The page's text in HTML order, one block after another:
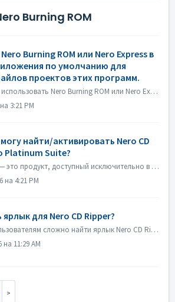
Burning ROM
Burning ROM или Nero Express в
по умолчанию для
проектов этих программ.
Если вы хотите использовать Nero Burning ROM или Nero Express в качестве приложения по умолчанию для открытия файлов проектов Nero Burning ROM или проектов ...
3:21 PM
найти/активировать Nero CD
Platinum Suite?
Nero CD Ripper — это продукт, доступный исключительно в Microsoft Store (https://apps.microsoft.com/detail/9NSNQ0CPD06G), и он не входит в состав Nero Plati...
на 4:21 PM
для Nero CD Ripper?
Некоторым пользователям сложно найти ярлык Nero CD Ripper, и им приходится каждый раз заходить в Microsoft Store, чтобы запустить программу. На самом деле ...
11:29 AM